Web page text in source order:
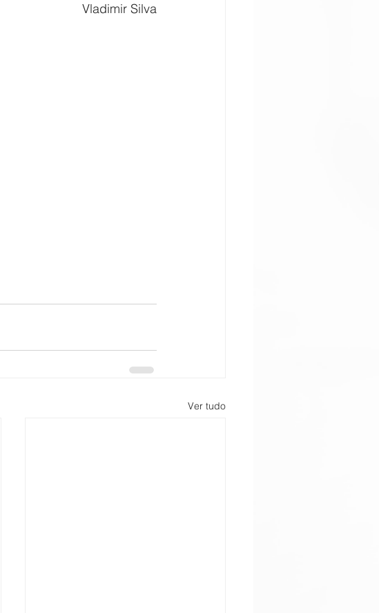
Vladimir Silva
Ver tudo